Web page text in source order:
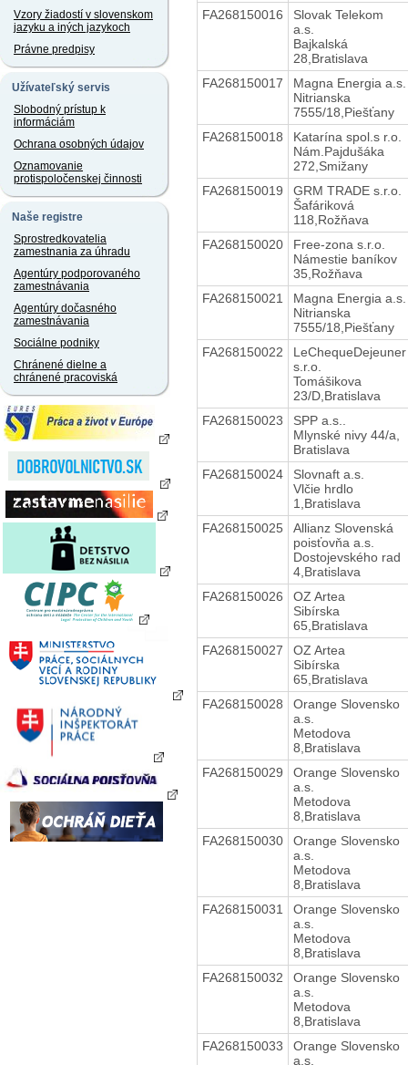
Vzory žiadostí v slovenskom
jazyku a iných jazykoch
Právne predpisy
Užívateľský servis
Slobodný prístup k
informáciám
Ochrana osobných údajov
Oznamovanie
protispoločenskej činnosti
Naše registre
Sprostredkovatelia
zamestnania za úhradu
Agentúry podporovaného
zamestnávania
Agentúry dočasného
zamestnávania
Sociálne podniky
Chránené dielne a
chránené pracoviská
FA268150016
Slovak Telekom
a.s.
Bajkalská
28,Bratislava
FA268150017
Magna Energia a.s.
Nitrianska
7555/18,Piešťany
FA268150018
Katarína spol.s r.o.
Nám.Pajdušáka
272,Smižany
FA268150019
GRM TRADE s.r.o.
Šafáriková
118,Rožňava
FA268150020
Free-zona s.r.o.
Námestie baníkov
35,Rožňava
FA268150021
Magna Energia a.s.
Nitrianska
7555/18,Piešťany
FA268150022
LeChequeDejeuner
s.r.o.
Tomášikova
23/D,Bratislava
FA268150023
SPP a.s..
Mlynské nivy 44/a,
Bratislava
FA268150024
Slovnaft a.s.
Vlčie hrdlo
1,Bratislava
FA268150025
Allianz Slovenská
poisťovňa a.s.
Dostojevského rad
4,Bratislava
FA268150026
OZ Artea
Sibírska
65,Bratislava
FA268150027
OZ Artea
Sibírska
65,Bratislava
FA268150028
Orange Slovensko
a.s.
Metodova
8,Bratislava
FA268150029
Orange Slovensko
a.s.
Metodova
8,Bratislava
FA268150030
Orange Slovensko
a.s.
Metodova
8,Bratislava
FA268150031
Orange Slovensko
a.s.
Metodova
8,Bratislava
FA268150032
Orange Slovensko
a.s.
Metodova
8,Bratislava
FA268150033
Orange Slovensko
a.s.